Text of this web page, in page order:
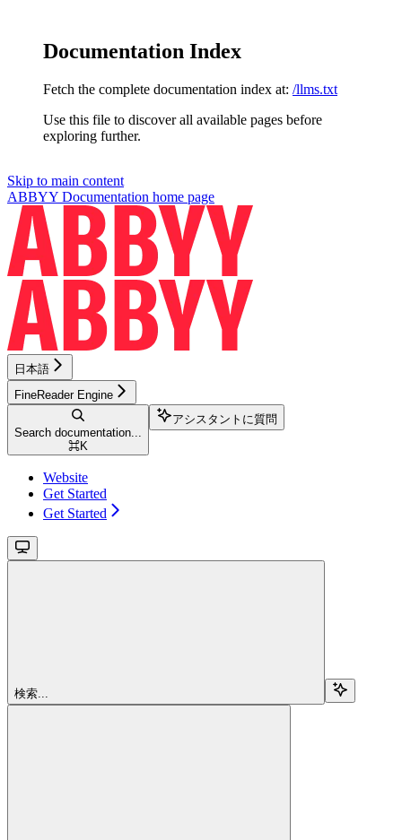
Documentation Index
Fetch the complete documentation index at: /llms.txt
Use this file to discover all available pages before
exploring further.
Skip to main content
ABBYY Documentation home page
日本語
FineReader Engine
Search documentation...
⌘K
アシスタントに質問
Website
Get Started
Get Started
検索...